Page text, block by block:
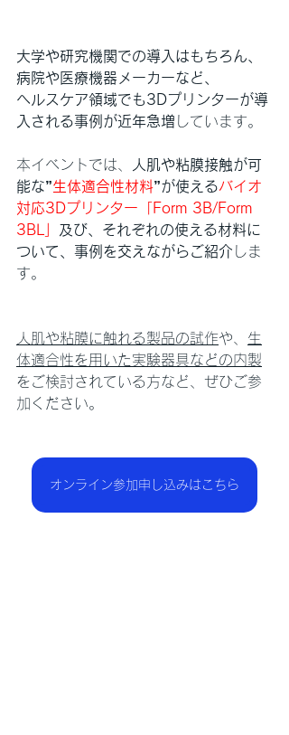
大学や研究機関での導入はもちろん、
病院や医療機器メーカーなど、
ヘルスケア領域でも3Dプリンターが導
入される事例が近年急増 しています。
本イベントでは、
人肌や粘膜接触が可
能な”生体適合性材料”が使えるバイオ
対応3Dプリンター「Form 3B/Form
3BL」 及び、それぞれの使える材料に
ついて、事例を交えながらご紹介 しま
す。
人肌や粘膜に触れる製品の試作や、 生
体適合性を用いた実験器具などの内製
をご検討されている方など、ぜひご参
加ください。
オンライン参加申し込みはこちら